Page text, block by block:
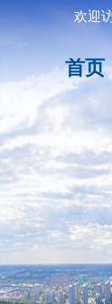
欢迎
首页